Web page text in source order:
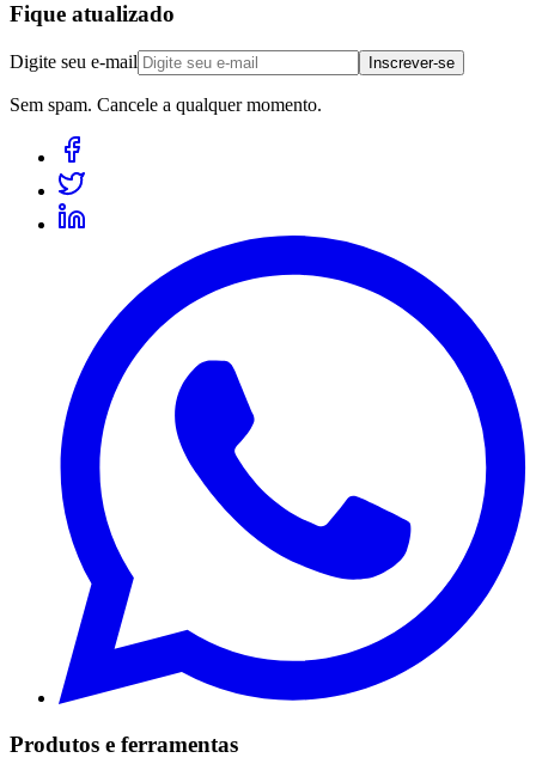
Fique atualizado
Digite seu e-mail Inscrever-se
Sem spam. Cancele a qualquer momento.
Produtos e ferramentas